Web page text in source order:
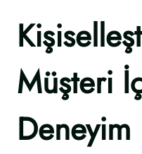
Müşteri
Deneyim